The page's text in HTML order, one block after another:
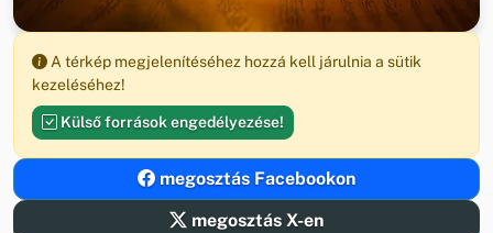
A térkép megjelenítéséhez hozzá kell járulnia a sütik
kezeléséhez!
Külső források engedélyezése!
megosztás Facebookon
megosztás X-en